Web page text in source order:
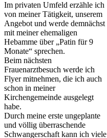
Im privaten Umfeld erzähle ich
von meiner Tätigkeit, unserem
Angebot und werde demnächst
mit meiner ehemaligen
Hebamme über „Patin für 9
Monate“ sprechen.
Beim nächsten
Frauenarztbesuch werde ich
Flyer mitnehmen, die ich auch
schon in meiner
Kirchengemeinde ausgelegt
habe.
Durch meine erste ungeplante
und völlig überraschende
Schwangerschaft kann ich viele